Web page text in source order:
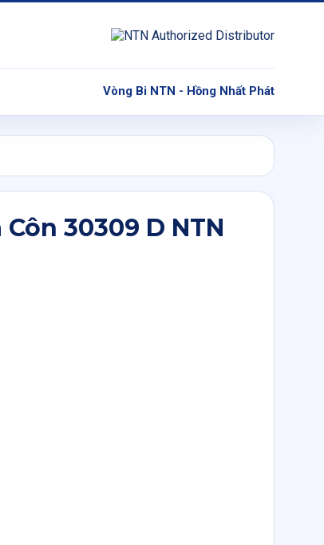
Vòng Bi NTN - Hồng Nhất Phát
30309 D NTN